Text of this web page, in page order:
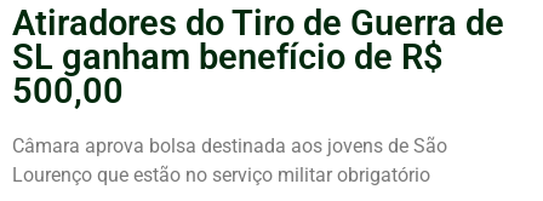
Atiradores do Tiro de Guerra de
SL ganham benefício de R$
500,00
Câmara aprova bolsa destinada aos jovens de São
Lourenço que estão no serviço militar obrigatório